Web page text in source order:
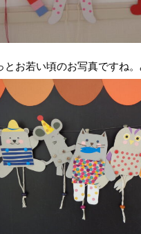
お若い頃のお写真ですね